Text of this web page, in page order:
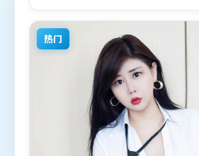
国香港）在部分地区首映上线，适
观众观看。
热门